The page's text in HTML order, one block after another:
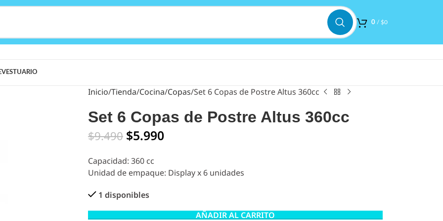
0 / $0
VESTUARIO
Inicio Tienda Cocina Copas Set 6 Copas de Postre Altus 360cc
Set 6 Copas de Postre Altus 360cc
$9.490 $5.990
Capacidad: 360 cc
Unidad de empaque: Display x 6 unidades
1 disponibles
AÑADIR AL CARRITO